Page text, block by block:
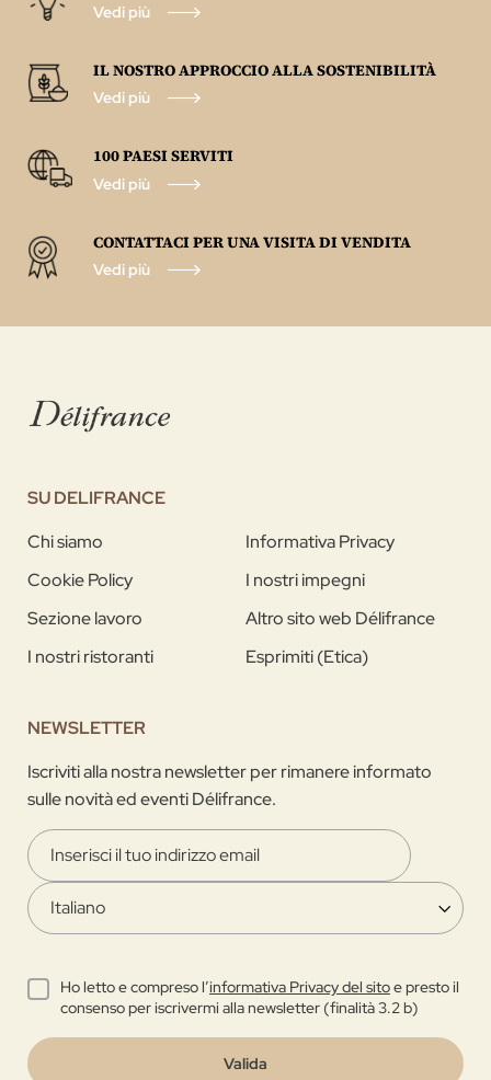
Vedi più
IL NOSTRO APPROCCIO ALLA SOSTENIBILITÀ
Vedi più
100 PAESI SERVITI
Vedi più
CONTATTACI PER UNA VISITA DI VENDITA
Vedi più
SU DELIFRANCE
Chi siamo
Informativa Privacy
Cookie Policy
I nostri impegni
Sezione lavoro
Altro sito web Délifrance
I nostri ristoranti
Esprimiti (Etica)
NEWSLETTER
Iscriviti alla nostra newsletter per rimanere informato
sulle novità ed eventi Délifrance.
Ho letto e compreso l’informativa Privacy del sitoe presto il
consenso per iscrivermi alla newsletter (finalità 3.2 b)
Valida